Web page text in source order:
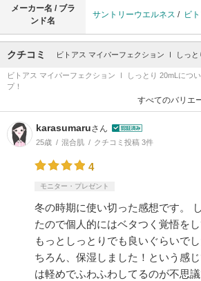
メーカー名 / ブラ
ンド名
サントリーウエルネス / ビ
クチコミ ビトアス マイパーフェクション Ⅰ しっと
ビトアス マイパーフェクション Ⅰ しっとり 20mLにつ
プ！
すべてのバリエ
karasumaruさん
25歳 混合肌 クチコミ投稿 3件
4
モニター・プレゼント
冬の時期に使い切った感想です。
たので個人的にはベタつく覚悟をし
もっとしっとりでも良いぐらいで
ちろん、保湿しました！という感
は軽めでふわふわしてるのが不思